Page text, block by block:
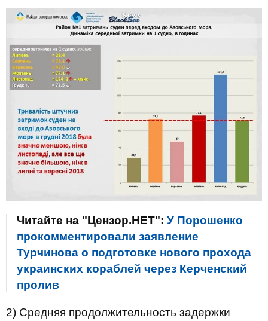
Читайте на "Цензор.НЕТ": У Порошенко
прокомментировали заявление
Турчинова о подготовке нового прохода
украинских кораблей через Керченский
пролив
2) Средняя продолжительность задержки